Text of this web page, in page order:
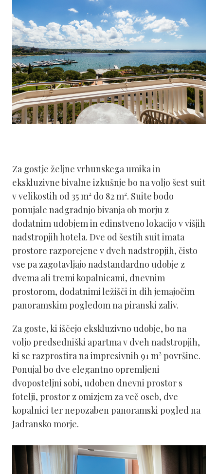
Za gostje željne vrhunskega umika in
ekskluzivne bivalne izkušnje bo na voljo šest suit
v velikostih od 35 m² do 82 m². Suite bodo
ponujale nadgradnjo bivanja ob morju z
dodatnim udobjem in edinstveno lokacijo v višjih
nadstropjih hotela. Dve od šestih suit imata
prostore razporejene v dveh nadstropjih, čisto
vse pa zagotavljajo nadstandardno udobje z
dvema ali tremi kopalnicami, dnevnim
prostorom, dodatnimi ležišči in dih jemajočim
panoramskim pogledom na piranski zaliv.
Za goste, ki iščejo ekskluzivno udobje, bo na
voljo predsedniški apartma v dveh nadstropjih,
ki se razprostira na impresivnih 91 m² površine.
Ponujal bo dve elegantno opremljeni
dvoposteljni sobi, udoben dnevni prostor s
fotelji, prostor z omizjem za več oseb, dve
kopalnici ter nepozaben panoramski pogled na
Jadransko morje.